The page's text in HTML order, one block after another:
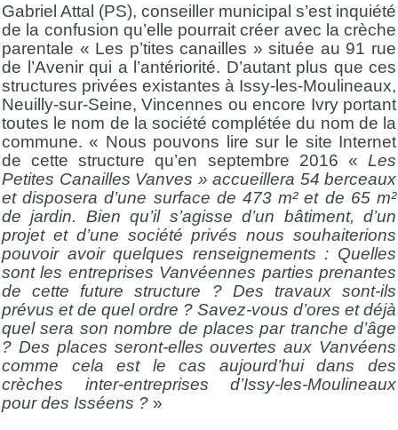
Gabriel Attal (PS), conseiller municipal s’est inquiété
de la confusion qu’elle pourrait créer avec la crèche
parentale « Les p’tites canailles » située au 91 rue
de l’Avenir qui a l’antériorité. D’autant plus que ces
structures privées existantes à Issy-les-Moulineaux,
Neuilly-sur-Seine, Vincennes ou encore Ivry portant
toutes le nom de la société complétée du nom de la
commune. « Nous pouvons lire sur le site Internet
de cette structure qu’en septembre 2016 « Les
Petites Canailles Vanves » accueillera 54 berceaux
et disposera d’une surface de 473 m² et de 65 m²
de jardin. Bien qu’il s’agisse d’un bâtiment, d’un
projet et d’une société privés nous souhaiterions
pouvoir avoir quelques renseignements : Quelles
sont les entreprises Vanvéennes parties prenantes
de cette future structure ? Des travaux sont-ils
prévus et de quel ordre ? Savez-vous d’ores et déjà
quel sera son nombre de places par tranche d’âge
? Des places seront-elles ouvertes aux Vanvéens
comme cela est le cas aujourd’hui dans des
crèches inter-entreprises d’Issy-les-Moulineaux
pour des Isséens ? »